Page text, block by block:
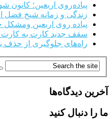
پیاده‌روی اربعین؛ کانون
زندگی و زمانه شیخ فضل
پیاده روی اربعین ومشکل
سقف جدید کارت به کارت
راه‌های جلوگیری از حذف
آخرین دیدگاه‌ها
ما را دنبال کنید